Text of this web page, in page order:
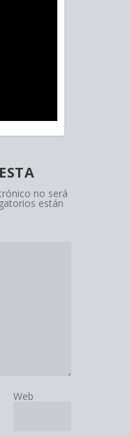
no será
están
Web